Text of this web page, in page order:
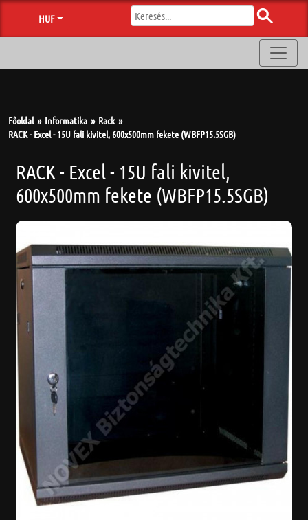
HUF
Főoldal Informatika
Rack
RACK - Excel - 15U fali kivitel, 600x500mm fekete (WBFP15.5SGB)
RACK - Excel - 15U fali kivitel,
600x500mm fekete (WBFP15.5SGB)